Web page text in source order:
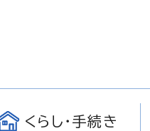
くらし・手続き